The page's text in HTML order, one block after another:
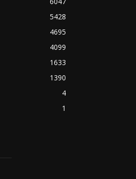
5428
4695
4099
1633
1390
4
1